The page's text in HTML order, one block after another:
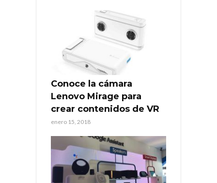
Conoce la cámara
Lenovo Mirage para
crear contenidos de VR
enero 15, 2018